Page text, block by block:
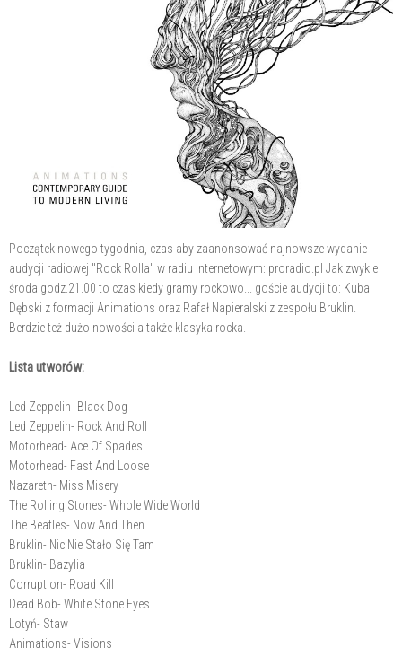
Początek nowego tygodnia, czas aby zaanonsować najnowsze wydanie
audycji radiowej "Rock Rolla" w radiu internetowym: proradio.pl Jak zwykle
środa godz.21.00 to czas kiedy gramy rockowo... goście audycji to: Kuba
Dębski z formacji Animations oraz Rafał Napieralski z zespołu Bruklin.
Berdzie też dużo nowości a także klasyka rocka.
Lista utworów:
Led Zeppelin- Black Dog
Led Zeppelin- Rock And Roll
Motorhead- Ace Of Spades
Motorhead- Fast And Loose
Nazareth- Miss Misery
The Rolling Stones- Whole Wide World
The Beatles- Now And Then
Bruklin- Nic Nie Stało Się Tam
Bruklin- Bazylia
Corruption- Road Kill
Dead Bob- White Stone Eyes
Lotyń- Staw
Animations- Visions